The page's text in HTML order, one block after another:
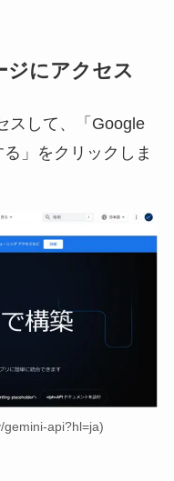
ジにアクセス
スして、「Google
」をクリックしま
api?hl=ja)